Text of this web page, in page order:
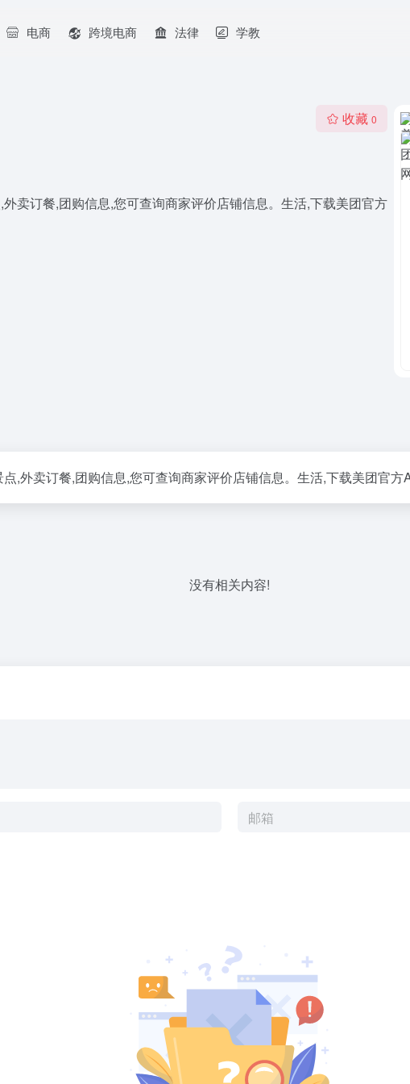
电商 跨境电商 法律 学教
收藏 0
卖订餐,团购信息,您可查询商家评价店铺信息。生活,下载美团官方
,外卖订餐,团购信息,您可查询商家评价店铺信息。生活,下载美团官
没有相关内容!